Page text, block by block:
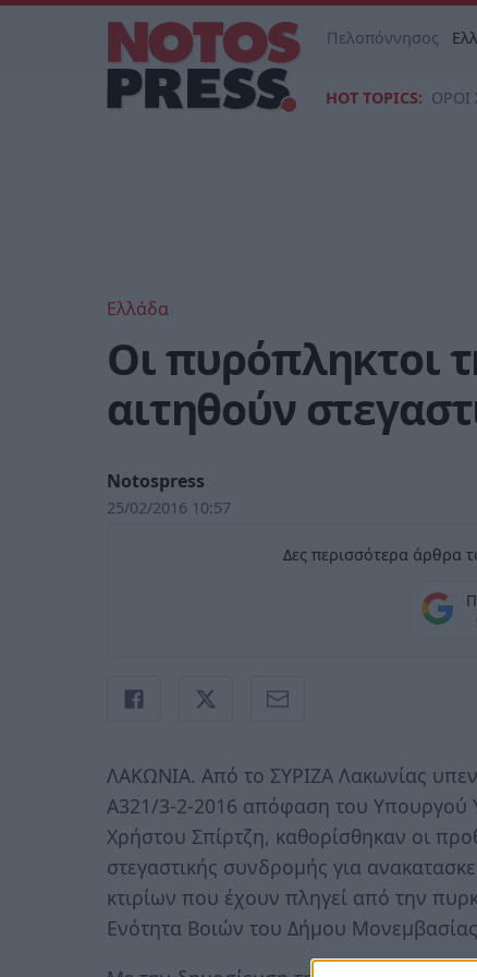
Πελοπόννησος
HOT TOPICS: ΟΡΟΙ
Ελλάδα
Οι πυρόπληκτοι
αιτηθούν
Notospress
25/02/2016 10:57
Δες περισσότερα άρθρα
ΛΑΚΩΝΙΑ. Από το ΣΥΡΙΖΑ Λακωνίας
Α321/3-2-2016 απόφαση του Υπουργού
Χρήστου Σπίρτζη, καθορίσθηκαν οι
στεγαστικής συνδρομής για
κτιρίων που έχουν πληγεί από την
Ενότητα Βοιών του Δήμου